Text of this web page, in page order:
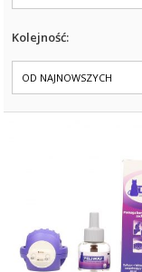
Kolejność:
OD NAJNOWSZYCH